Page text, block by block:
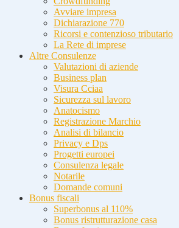
Avviare impresa
Dichiarazione 770
Ricorsi e contenzioso tributario
La Rete di imprese
Altre Consulenze
Valutazioni di aziende
Business plan
Visura Cciaa
Sicurezza sul lavoro
Anatocismo
Registrazione Marchio
Analisi di bilancio
Privacy e Dps
Progetti europei
Consulenza legale
Notarile
Domande comuni
Bonus fiscali
Superbonus al 110%
Bonus ristrutturazione casa